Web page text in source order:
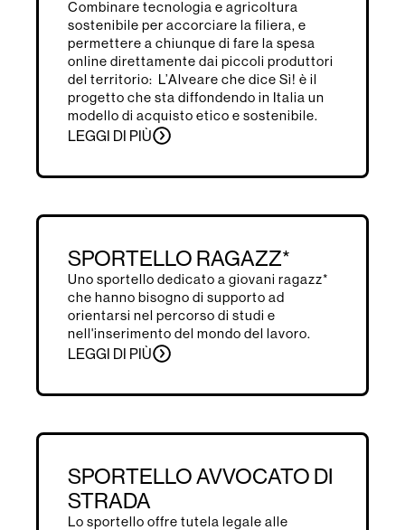
Combinare tecnologia e agricoltura
sostenibile per accorciare la filiera, e
permettere a chiunque di fare la spesa
online direttamente dai piccoli produttori
del territorio: L’Alveare che dice Sì! è il
progetto che sta diffondendo in Italia un
modello di acquisto etico e sostenibile.
LEGGI DI PIÙ
SPORTELLO RAGAZZ*
Uno sportello dedicato a giovani ragazz*
che hanno bisogno di supporto ad
orientarsi nel percorso di studi e
nell'inserimento del mondo del lavoro.
LEGGI DI PIÙ
SPORTELLO AVVOCATO DI
STRADA
Lo sportello offre tutela legale alle